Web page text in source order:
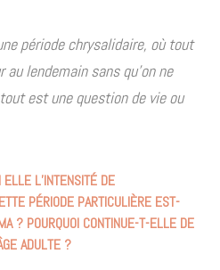
période chrysalidaire, où tout
au lendemain sans qu’on ne
est une question de vie ou
L’INTENSITÉ DE
PÉRIODE PARTICULIÈRE EST-
? POURQUOI CONTINUE-T-ELLE DE
ADULTE ?